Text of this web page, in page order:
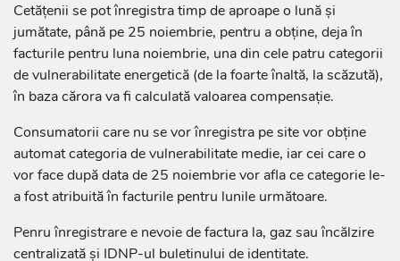
Cetățenii se pot înregistra timp de aproape o lună și
jumătate, până pe 25 noiembrie, pentru a obține, deja în
facturile pentru luna noiembrie, una din cele patru categorii
de vulnerabilitate energetică (de la foarte înaltă, la scăzută),
în baza cărora va fi calculată valoarea compensație.
Consumatorii care nu se vor înregistra pe site vor obține
automat categoria de vulnerabilitate medie, iar cei care o
vor face după data de 25 noiembrie vor afla ce categorie le-
a fost atribuită în facturile pentru lunile următoare.
Penru înregistrare e nevoie de factura la, gaz sau încălzire
centralizată și IDNP-ul buletinului de identitate.